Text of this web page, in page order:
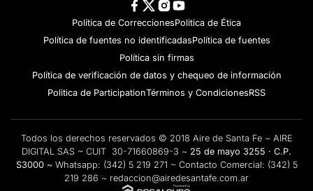
Política de CorreccionesPolitica de Ética
Política de fuentes no identificadasPolítica de fuentes
Política sin firmas
Política de verificación de datos y chequeo de información
Politica de ParticipationTérminos y CondicionesRSS
Todos los derechos reservados © 2018 Aire de Santa Fe ~ AIRE
DIGITAL SAS ~ CUIT 30-71660869-3 ~ 25 de mayo 3255 · C.P.
S3000 ~ Whatsapp: (342) 5 219 271 ~ Contacto Comercial: (342) 5
219 286 ~ redaccion@airedesantafe.com.ar